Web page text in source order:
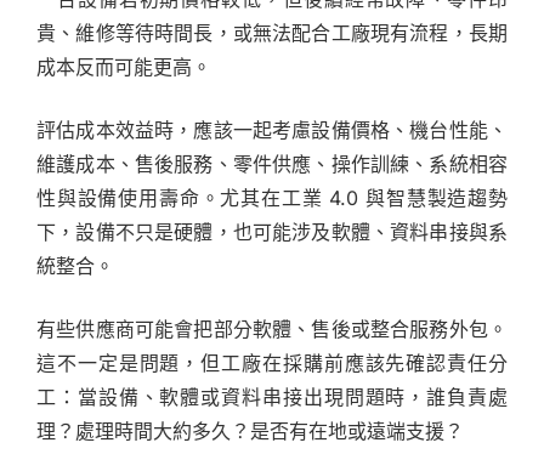
貴、維修等待時間長，或無法配合工廠現有流程，長期
成本反而可能更高。
評估成本效益時，應該一起考慮設備價格、機台性能、
維護成本、售後服務、零件供應、操作訓練、系統相容
性與設備使用壽命。尤其在工業 4.0 與智慧製造趨勢
下，設備不只是硬體，也可能涉及軟體、資料串接與系
統整合。
有些供應商可能會把部分軟體、售後或整合服務外包。
這不一定是問題，但工廠在採購前應該先確認責任分
工：當設備、軟體或資料串接出現問題時，誰負責處
理？處理時間大約多久？是否有在地或遠端支援？